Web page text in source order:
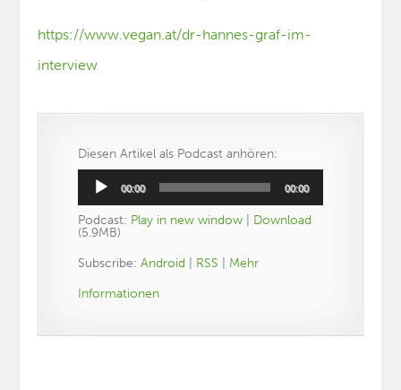
https://www.vegan.at/dr-hannes-graf-im-
interview
Diesen Artikel als Podcast anhören:
Audio-
Player
00:00 00:00
Podcast: Play in new window
Download
(5.9MB)
Subscribe:Android RSS
Mehr
Informationen